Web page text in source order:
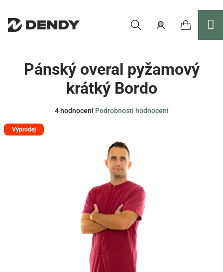
obsah
Nákupní
košík
Pánský overal pyžamový
krátký Bordo
Průměrné
4 hodnocení Podrobnosti hodnocení
Výprodej